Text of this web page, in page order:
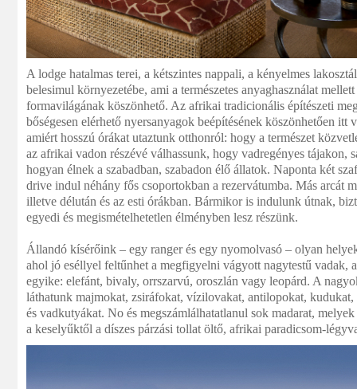
A lodge hatalmas terei, a kétszintes nappali, a kényelmes
belesimul környezetébe, ami a természetes anyaghasználat
formavilágának köszönhető. Az afrikai tradicionális építészeti
bőségesen elérhető nyersanyagok beépítésének köszönhetően itt
amiért hosszú órákat utaztunk otthonról: hogy a természet
az afrikai vadon részévé válhassunk, hogy vadregényes tájakon,
hogyan élnek a szabadban, szabadon élő állatok. Naponta két
drive indul néhány fős csoportokban a rezervátumba. Más arcát
illetve délután és az esti órákban. Bármikor is indulunk útnak,
egyedi és megismételhetetlen élményben lesz részünk.
Állandó kísérőink – egy ranger és egy nyomolvasó – olyan
ahol jó eséllyel feltűnhet a megfigyelni vágyott nagytestű vadak,
egyike: elefánt, bivaly, orrszarvú, oroszlán vagy leopárd. A
láthatunk majmokat, zsiráfokat, vízilovakat, antilopokat,
és vadkutyákat. No és megszámlálhatatlanul sok madarat,
a keselyűktől a díszes párzási tollat öltő, afrikai paradicsom-